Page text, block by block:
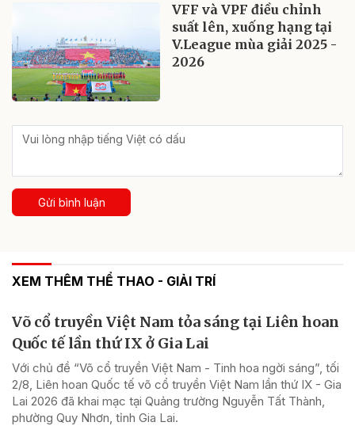
VFF và VPF điều chỉnh
suất lên, xuống hạng tại
V.League mùa giải 2025 -
2026
Gửi bình luận
XEM THÊM THỂ THAO - GIẢI TRÍ
Võ cổ truyền Việt Nam tỏa sáng tại Liên hoan
Quốc tế lần thứ IX ở Gia Lai
Với chủ đề “Võ cổ truyền Việt Nam - Tinh hoa ngời sáng”, tối
2/8, Liên hoan Quốc tế võ cổ truyền Việt Nam lần thứ IX - Gia
Lai 2026 đã khai mạc tại Quảng trường Nguyễn Tất Thành,
phường Quy Nhơn, tỉnh Gia Lai.